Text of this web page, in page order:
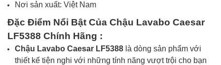
Nơi sản xuất: Việt Nam
Đặc Điểm Nổi Bật Của Chậu Lavabo Caesar
LF5388 Chính Hãng :
Chậu Lavabo Caesar LF5388 là dòng sản phẩm với
thiết kế tiện nghi với những tính năng vượt trội cho bạn